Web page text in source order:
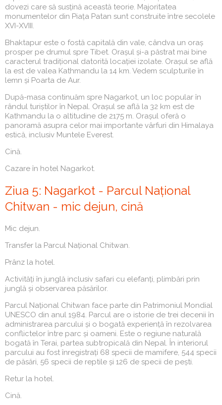
dovezi care să susțină această teorie. Majoritatea
monumentelor din Piața Patan sunt construite între secolele
XVI-XVIII.
Bhaktapur este o fostă capitală din vale, cândva un oraș
prosper pe drumul spre Tibet. Orașul și-a păstrat mai bine
caracterul tradițional datorită locației izolate. Orașul se află
la est de valea Kathmandu la 14 km. Vedem sculpturile în
lemn și Poarta de Aur.
După-masa continuăm spre Nagarkot, un loc popular în
rândul turiștilor în Nepal. Orașul se află la 32 km est de
Kathmandu la o altitudine de 2175 m. Orașul oferă o
panoramă asupra celor mai importante vârfuri din Himalaya
estică, inclusiv Muntele Everest.
Cină.
Cazare în hotel Nagarkot.
Ziua 5: Nagarkot - Parcul Național
Chitwan - mic dejun, cină
Mic dejun.
Transfer la Parcul Național Chitwan.
Prânz la hotel.
Activități în junglă inclusiv safari cu elefanți, plimbări prin
junglă și observarea păsărilor.
Parcul Național Chitwan face parte din Patrimoniul Mondial
UNESCO din anul 1984. Parcul are o istorie de trei decenii în
administrarea parcului și o bogată experiență în rezolvarea
conflictelor între parc și oameni. Este o regiune naturală
bogată în Terai, partea subtropicală din Nepal. În interiorul
parcului au fost înregistrați 68 specii de mamifere, 544 specii
de păsări, 56 specii de reptile și 126 de specii de pești.
Retur la hotel.
Cină.